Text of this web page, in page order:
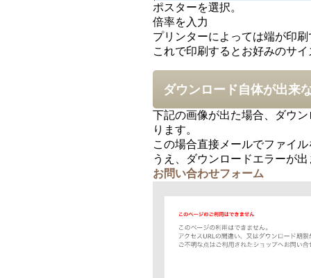
ポスターを選択。
倍率を入力
プリンターによっては端が印
これで印刷するとお好みのサ
ダウンロード自体が出来
下記の画像が出た場合、ダウ
ります。
この場合直接メールでファイ
うえ、ダウンロードエラーが
お問い合わせフォーム